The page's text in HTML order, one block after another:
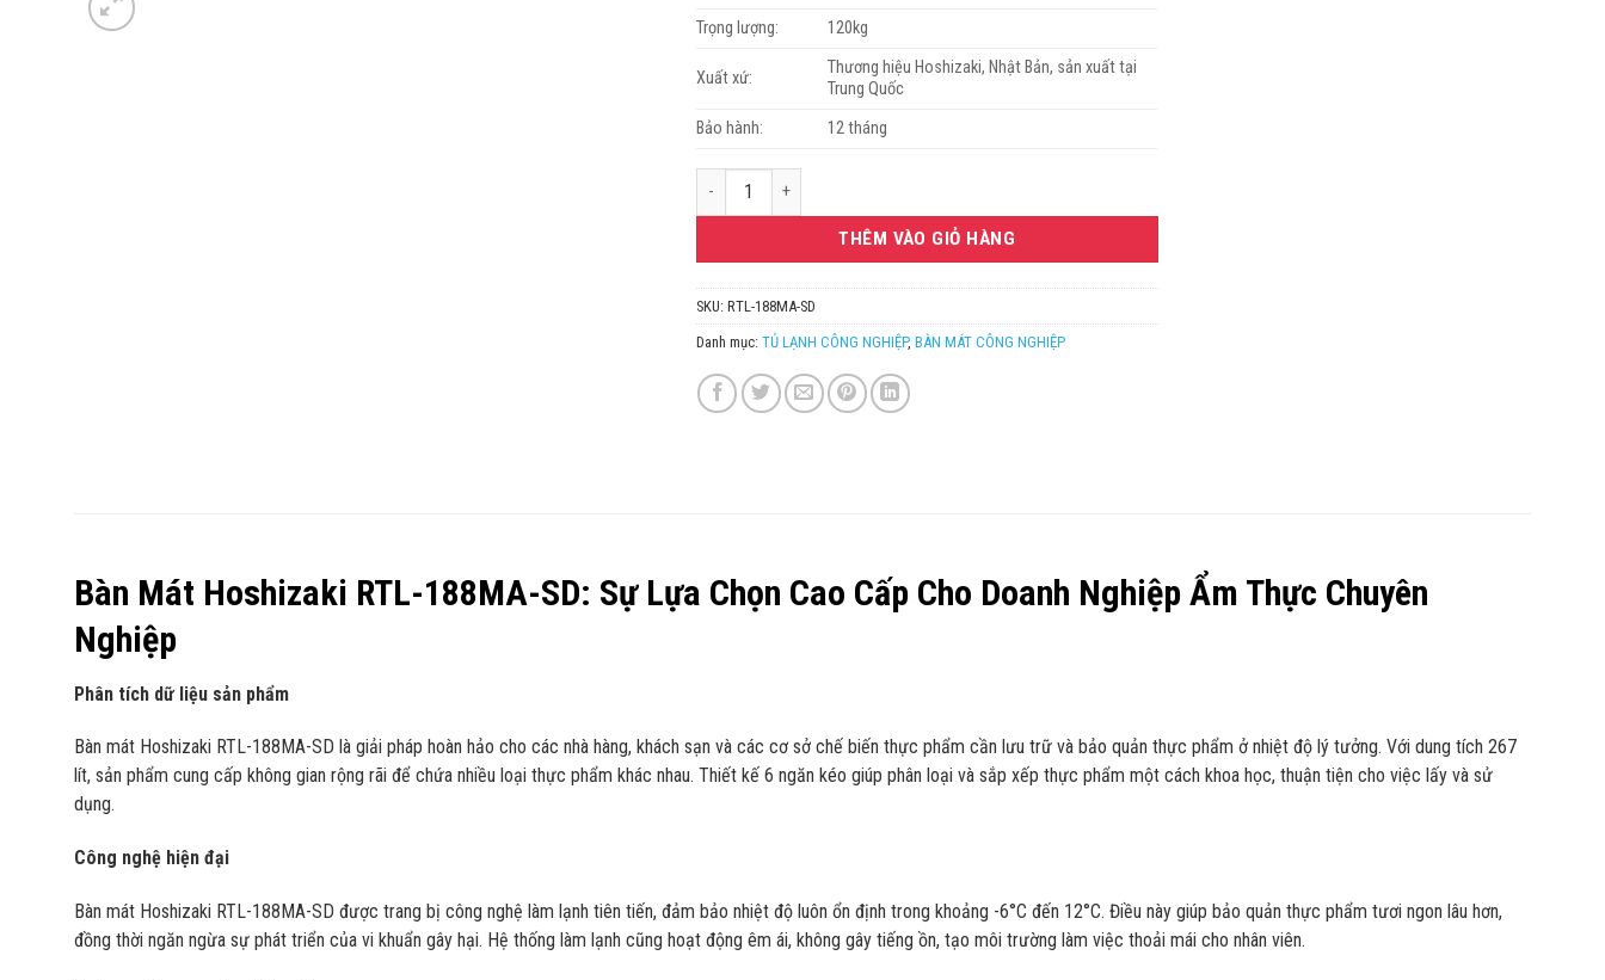
Trọng lượng: 120kg
Xuất xứ:
Thương hiệu Hoshizaki, Nhật Bản, sản xuất tại
Trung Quốc
Bảo hành:
12 tháng
Bàn mát 6 ngăn kéo Hoshizaki RTL-188MA-SD số lượng
THÊM VÀO GIỎ HÀNG
SKU: RTL-188MA-SD
Danh mục: TỦ LẠNH CÔNG NGHIỆP, BÀN MÁT CÔNG NGHIỆP
Bàn Mát Hoshizaki RTL-188MA-SD: Sự Lựa Chọn Cao Cấp Cho Doanh Nghiệp Ẩm Thực Chuyên
Nghiệp
Phân tích dữ liệu sản phẩm
Bàn mát Hoshizaki RTL-188MA-SD là giải pháp hoàn hảo cho các nhà hàng, khách sạn và các cơ sở chế biến thực phẩm cần lưu trữ và bảo quản thực phẩm ở nhiệt độ lý tưởng. Với dung tích 267
lít, sản phẩm cung cấp không gian rộng rãi để chứa nhiều loại thực phẩm khác nhau. Thiết kế 6 ngăn kéo giúp phân loại và sắp xếp thực phẩm một cách khoa học, thuận tiện cho việc lấy và sử
dụng.
Công nghệ hiện đại
Bàn mát Hoshizaki RTL-188MA-SD được trang bị công nghệ làm lạnh tiên tiến, đảm bảo nhiệt độ luôn ổn định trong khoảng -6°C đến 12°C. Điều này giúp bảo quản thực phẩm tươi ngon lâu hơn,
đồng thời ngăn ngừa sự phát triển của vi khuẩn gây hại. Hệ thống làm lạnh cũng hoạt động êm ái, không gây tiếng ồn, tạo môi trường làm việc thoải mái cho nhân viên.